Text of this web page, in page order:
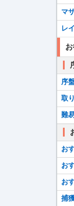
マ
レ
序
取
難
お
お
お
捕